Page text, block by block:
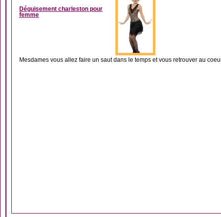
Déguisement charleston pour
femme
Mesdames vous allez faire un saut dans le temps et vous retrouver au